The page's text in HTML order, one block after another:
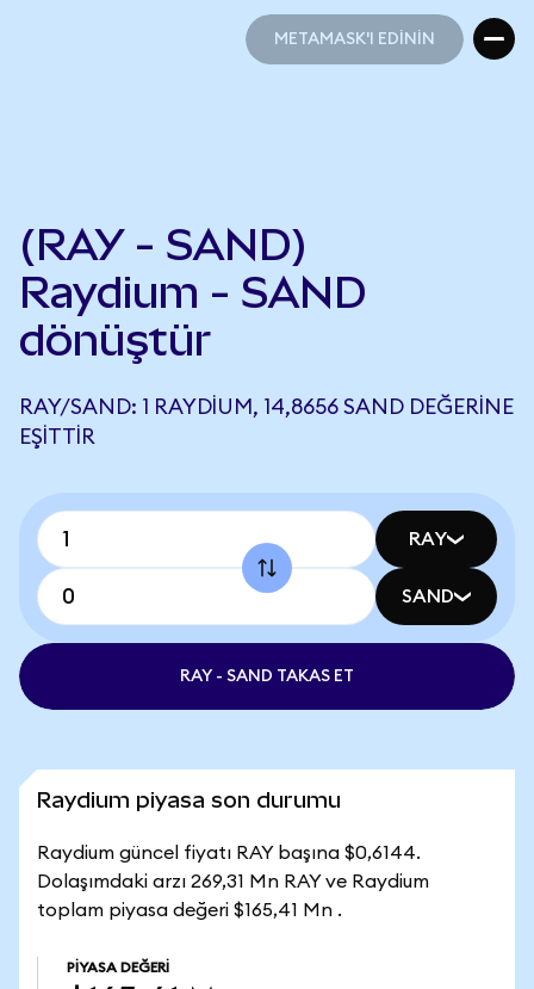
METAMASK'I EDİNİN
(RAY - SAND)
Raydium - SAND
dönüştür
RAY/SAND: 1 RAYDIUM, 14,8656 SAND DEĞERINE
EŞITTIR
RAY
SAND
RAY - SAND TAKAS ET
Raydium piyasa son durumu
Raydium güncel fiyatı RAY başına $0,6144.
Dolaşımdaki arzı 269,31 Mn RAY ve Raydium
toplam piyasa değeri $165,41 Mn .
PIYASA DEĞERI